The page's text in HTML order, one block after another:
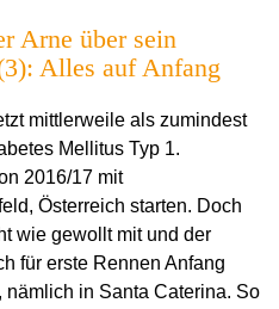
Arne über sein
Alles auf Anfang
mittlerweile als zumindest
Mellitus Typ 1.
2016/17 mit
Österreich starten. Doch
wie gewollt mit und der
für erste Rennen Anfang
nämlich in Santa Caterina. So